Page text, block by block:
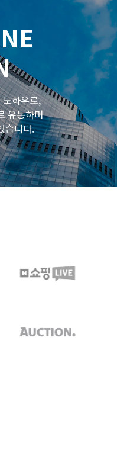
하우로,
유통하며
습니다.